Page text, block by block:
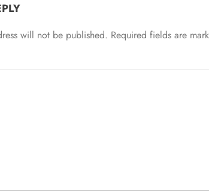
will not be published. Required fields are